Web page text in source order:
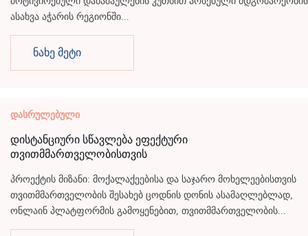
ასახვა აჭარის რეგიონში...
ნახე მეტი
დასრულებული
დისტანციური სწავლება ეფექტური
თვითმმართველობისთვის
პროექტის მიზანი: მოქალაქეებისა და საჯარო მოხელეებისთვის
თვითმმართველობის შესახებ ცოდნის დონის ასამაღლებლად,
ონლაინ პლატფორმის გამოყენებით, თვითმმართველობის...